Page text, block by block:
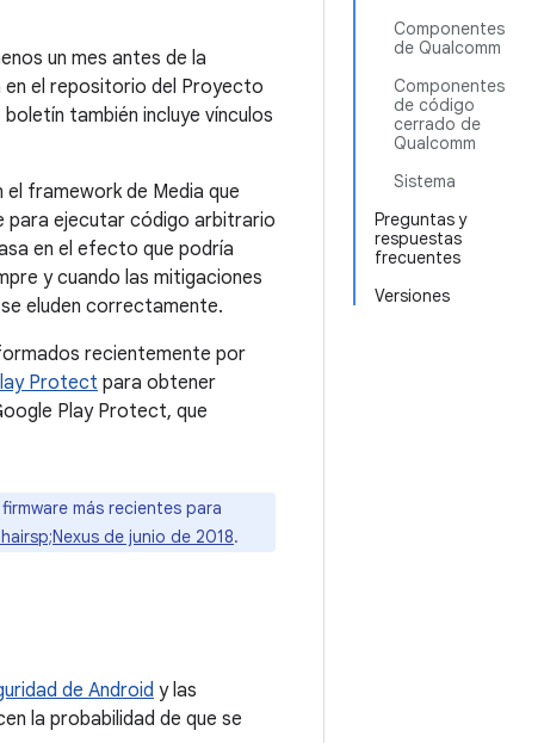
Componentes
de Qualcomm
Componentes
de código
cerrado de
Qualcomm
Sistema
Preguntas y
respuestas
frecuentes
Versiones
un mes antes de la
el repositorio del Proyecto
también incluye vínculos
framework de Media que
para ejecutar código arbitrario
en el efecto que podría
y cuando las mitigaciones
eluden correctamente.
recientemente por
Protect para obtener
Play Protect, que
más recientes para
de junio de 2018.
de Android y las
la probabilidad de que se